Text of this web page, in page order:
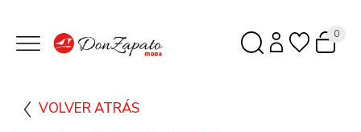
0
VOLVER ATRÁS